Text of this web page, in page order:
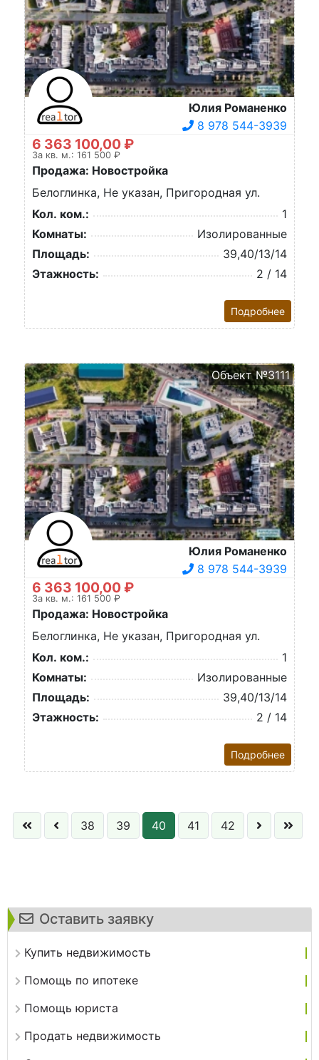
Оставить заявку
Купить недвижимость
Помощь по ипотеке
Помощь юриста
Продать недвижимость
Юлия Романенко
8 978 544-3939
6 363 100,00 ₽
За кв. м.: 161 500 ₽
Продажа: Новостройка
Белоглинка, Не указан, Пригородная ул.
Кол. ком.:
1
Комнаты:
Изолированные
Площадь:
39,40/13/14
Этажность:
2 / 14
Подробнее
Объект №3111
Юлия Романенко
8 978 544-3939
6 363 100,00 ₽
За кв. м.: 161 500 ₽
Продажа: Новостройка
Белоглинка, Не указан, Пригородная ул.
Кол. ком.:
1
Комнаты:
Изолированные
Площадь:
39,40/13/14
Этажность:
2 / 14
Подробнее
38 39 40 41 42